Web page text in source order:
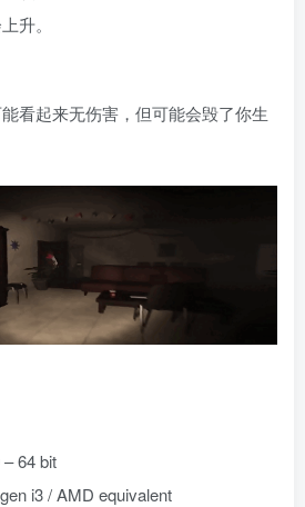
升。
看起来无伤害，但可能会毁了你生
64 bit
i3 / AMD equivalent